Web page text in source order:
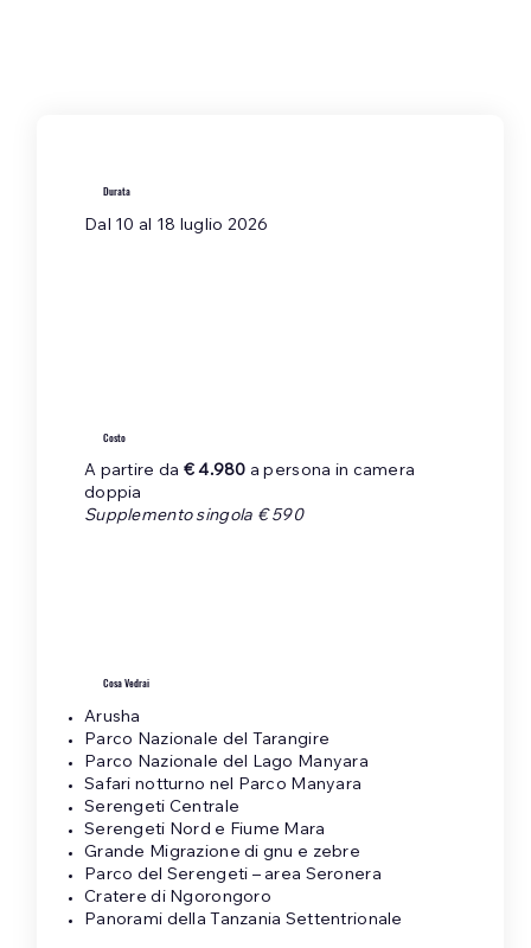
Durata
Dal 10 al 18 luglio 2026
Costo
A partire da € 4.980 a persona in camera
doppia
Supplemento singola € 590
Cosa Vedrai
Arusha
Parco Nazionale del Tarangire
Parco Nazionale del Lago Manyara
Safari notturno nel Parco Manyara
Serengeti Centrale
Serengeti Nord e Fiume Mara
Grande Migrazione di gnu e zebre
Parco del Serengeti – area Seronera
Cratere di Ngorongoro
Panorami della Tanzania Settentrionale